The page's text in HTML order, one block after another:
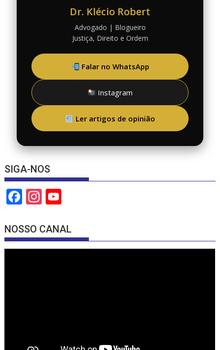
Dr. Klécio Robert
Advogado | Blogueiro
Justiça, Direito e Ordem
Falar no WhatsApp
Instagram
Ler artigos de opinião
SIGA-NOS
F
e
b
In
a
gr
u
T
NOSSO CANAL